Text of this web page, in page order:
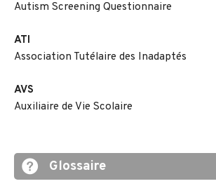
Autism Screening Questionnaire
ATI
Association Tutélaire des Inadaptés
AVS
Auxiliaire de Vie Scolaire
Glossaire